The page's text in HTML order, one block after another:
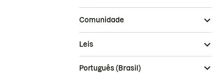
Comunidade
Leis
Português (Brasil)